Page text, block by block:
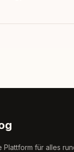
für alles